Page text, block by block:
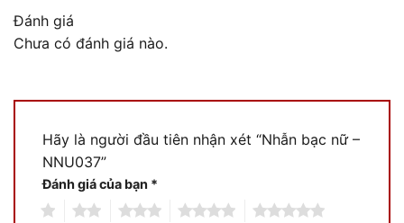
Đánh giá
Chưa có đánh giá nào.
Hãy là người đầu tiên nhận xét “Nhẫn bạc nữ –
NNU037”
Đánh giá của bạn *